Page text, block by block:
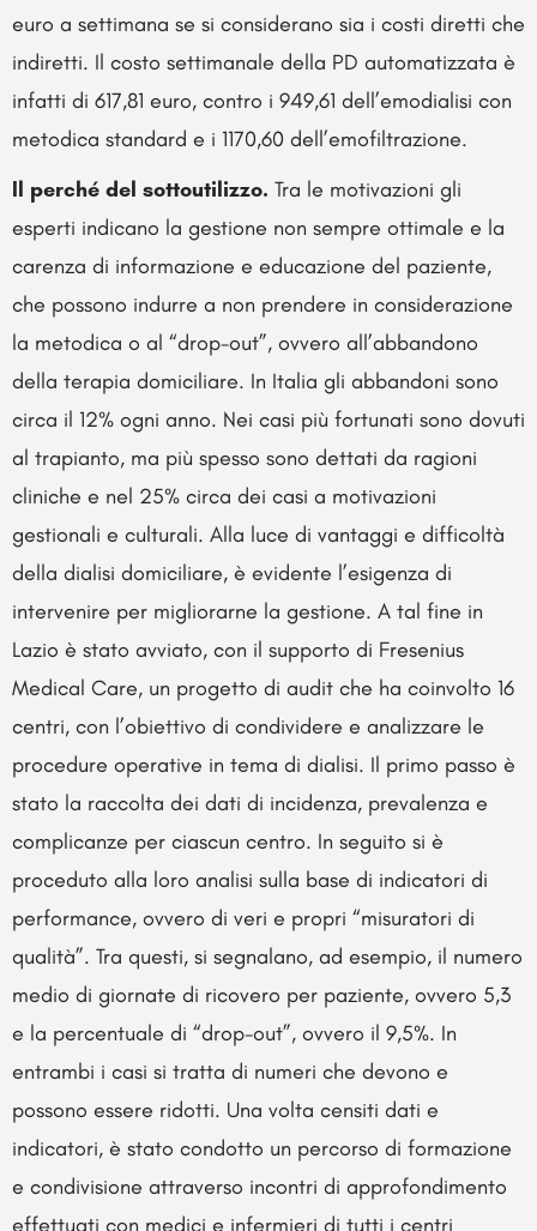
euro a settimana se si considerano sia i costi diretti che
indiretti. Il costo settimanale della PD automatizzata è
infatti di 617,81 euro, contro i 949,61 dell’emodialisi con
metodica standard e i 1170,60 dell’emofiltrazione.
Il perché del sottoutilizzo. Tra le motivazioni gli
esperti indicano la gestione non sempre ottimale e la
carenza di informazione e educazione del paziente,
che possono indurre a non prendere in considerazione
la metodica o al “drop-out”, ovvero all’abbandono
della terapia domiciliare. In Italia gli abbandoni sono
circa il 12% ogni anno. Nei casi più fortunati sono dovuti
al trapianto, ma più spesso sono dettati da ragioni
cliniche e nel 25% circa dei casi a motivazioni
gestionali e culturali. Alla luce di vantaggi e difficoltà
della dialisi domiciliare, è evidente l’esigenza di
intervenire per migliorarne la gestione. A tal fine in
Lazio è stato avviato, con il supporto di Fresenius
Medical Care, un progetto di audit che ha coinvolto 16
centri, con l’obiettivo di condividere e analizzare le
procedure operative in tema di dialisi. Il primo passo è
stato la raccolta dei dati di incidenza, prevalenza e
complicanze per ciascun centro. In seguito si è
proceduto alla loro analisi sulla base di indicatori di
performance, ovvero di veri e propri “misuratori di
qualità”. Tra questi, si segnalano, ad esempio, il numero
medio di giornate di ricovero per paziente, ovvero 5,3
e la percentuale di “drop-out”, ovvero il 9,5%. In
entrambi i casi si tratta di numeri che devono e
possono essere ridotti. Una volta censiti dati e
indicatori, è stato condotto un percorso di formazione
e condivisione attraverso incontri di approfondimento
effettuati con medici e infermieri di tutti i centri